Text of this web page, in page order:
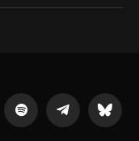
Spotify Telegrama